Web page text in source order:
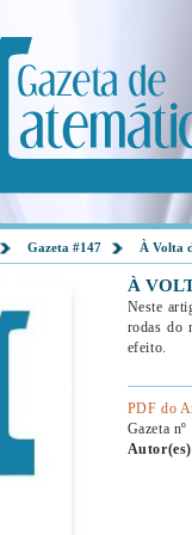
Gazeta #147 À Volta
À
Neste
rodas do
efeito.
PDF do
Gazeta nº